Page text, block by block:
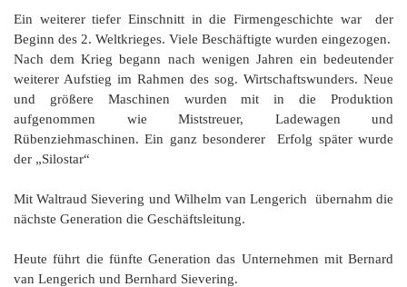
Ein weiterer tiefer Einschnitt in die Firmengeschichte war der
Beginn des 2. Weltkrieges. Viele Beschäftigte wurden eingezogen.
Nach dem Krieg begann nach wenigen Jahren ein bedeutender
weiterer Aufstieg im Rahmen des sog. Wirtschaftswunders. Neue
und größere Maschinen wurden mit in die Produktion
aufgenommen wie Miststreuer, Ladewagen und
Rübenziehmaschinen. Ein ganz besonderer Erfolg später wurde
der „Silostar“
Mit Waltraud Sievering und Wilhelm van Lengerich übernahm die
nächste Generation die Geschäftsleitung.
Heute führt die fünfte Generation das Unternehmen mit Bernard
van Lengerich und Bernhard Sievering.